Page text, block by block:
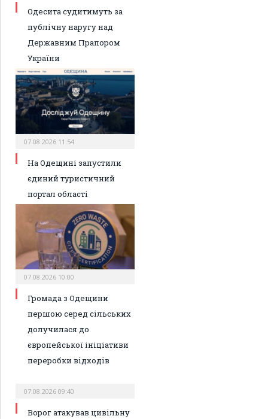
Одесита судитимуть за
публічну наругу над
Державним Прапором
України
07.08.2026 11:54
На Одещині запустили
єдиний туристичний
портал області
07.08.2026 10:00
Громада з Одещини
першою серед сільських
долучилася до
європейської ініціативи
переробки відходів
07.08.2026 09:40
Ворог атакував цивільну